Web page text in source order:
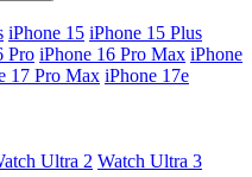
iPhone 15 iPhone 15 Plus
Pro iPhone 16 Pro Max iPhone
17 Pro Max iPhone 17e
Ultra 2 Watch Ultra 3